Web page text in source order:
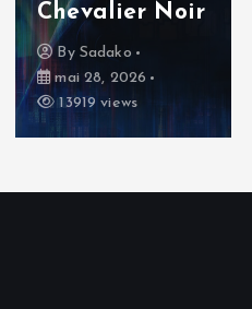
Chevalier Noir
By Sadako
mai 28, 2026
13919 views